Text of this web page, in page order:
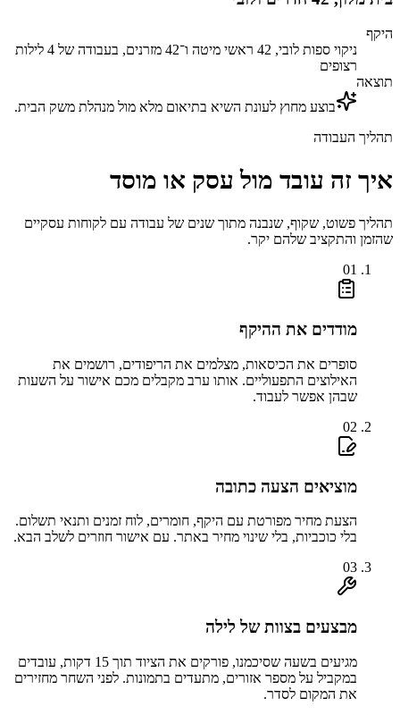
היקף
ניקוי ספות לובי, 42 ראשי מיטה ו־42 מזרנים, בעבודה של 4 לילות
רצופים
תוצאה
בוצע מחוץ לעונת השיא בתיאום מלא מול מנהלת משק הבית.
תהליך העבודה
איך זה עובד מול עסק או מוסד
תהליך פשוט, שקוף, שנבנה מתוך שנים של עבודה עם לקוחות עסקיים
שהזמן והתקציב שלהם יקר.
01
מודדים את ההיקף
סופרים את הכיסאות, מצלמים את הריפודים, רושמים את
האילוצים התפעוליים. אותו ערב מקבלים מכם אישור על השעות
שבהן אפשר לעבוד.
02
מוציאים הצעה כתובה
הצעת מחיר מפורטת עם היקף, חומרים, לוח זמנים ותנאי תשלום.
בלי כוכביות, בלי שינוי מחיר באתר. עם אישור חוזרים לשלב הבא.
03
מבצעים בצוות של לילה
מגיעים בשעה שסיכמנו, פורקים את הציוד תוך 15 דקות, עובדים
במקביל על מספר אזורים, מתעדים בתמונות. לפני השחר מחזירים
את המקום לסדר.